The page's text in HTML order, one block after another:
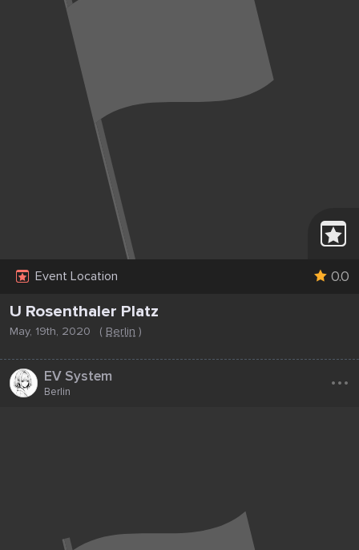
Event Location 0.0
U Rosenthaler Platz
May, 19th, 2020 ( Berlin )
EV System
Berlin ...